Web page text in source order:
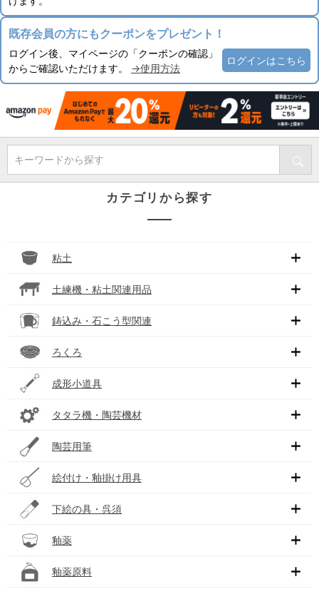
既存会員の方にもクーポンをプレゼント！
ログイン後、マイページの「クーポンの確認」
からご確認いただけます。 →使用方法
ログインはこちら
キーワードから探す
カテゴリから探す
粘土
土練機・粘土関連用品
鋳込み・石こう型関連
ろくろ
成形小道具
タタラ機・陶芸機材
陶芸用筆
絵付け・釉掛け用具
下絵の具・呉須
釉薬
釉薬原料